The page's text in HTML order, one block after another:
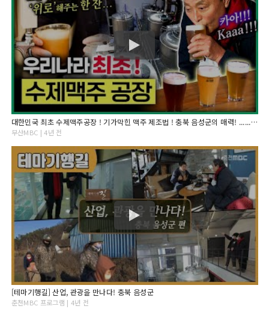
대한민국 최초 수제맥주공장 ! 기가막힌 맥주 제조법 ! 충북 음성군의 매력! ............... [ 최주봉 부산MBC 테마기행길 211230 ]
부산MBC | 4년 전
[테마기행길] 산업, 관광을 만나다! 충북 음성군
춘천MBC 프로그램 | 4년 전